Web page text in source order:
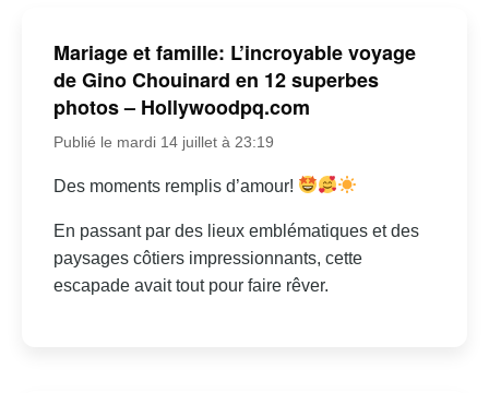
Mariage et famille: L’incroyable voyage
de Gino Chouinard en 12 superbes
photos – Hollywoodpq.com
Publié le mardi 14 juillet à 23:19
Des moments remplis d’amour!
En passant par des lieux emblématiques et des
paysages côtiers impressionnants, cette
escapade avait tout pour faire rêver.